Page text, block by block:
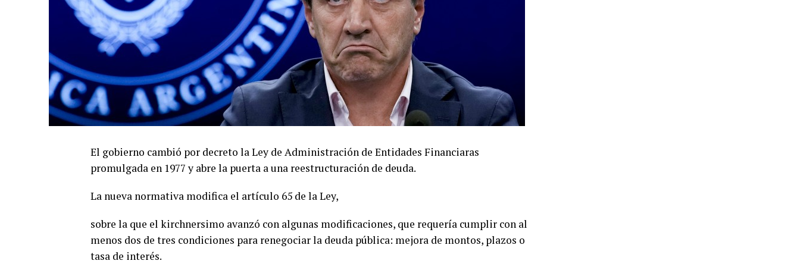
El gobierno cambió por decreto la Ley de Administración de Entidades Financiaras
promulgada en 1977 y abre la puerta a una reestructuración de deuda.
La nueva normativa modifica el artículo 65 de la Ley,
sobre la que el kirchnersimo avanzó con algunas modificaciones, que requería cumplir con al
menos dos de tres condiciones para renegociar la deuda pública: mejora de montos, plazos o
tasa de interés.